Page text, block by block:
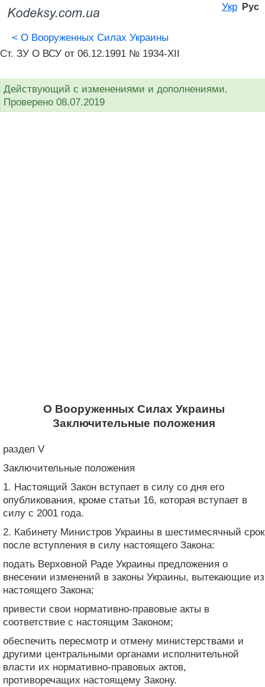
Укр Рус
< О Вооруженных Силах Украины
Ст. ЗУ О ВСУ от 06.12.1991 № 1934-XII
Действующий с изменениями и дополнениями.
Проверено 08.07.2019
О Вооруженных Силах Украины
Заключительные положения
раздел V
Заключительные положения
1. Настоящий Закон вступает в силу со дня его
опубликования, кроме статьи 16, которая вступает в
силу с 2001 года.
2. Кабинету Министров Украины в шестимесячный срок
после вступления в силу настоящего Закона:
подать Верховной Раде Украины предложения о
внесении изменений в законы Украины, вытекающие из
настоящего Закона;
привести свои нормативно-правовые акты в
соответствие с настоящим Законом;
обеспечить пересмотр и отмену министерствами и
другими центральными органами исполнительной
власти их нормативно-правовых актов,
противоречащих настоящему Закону.